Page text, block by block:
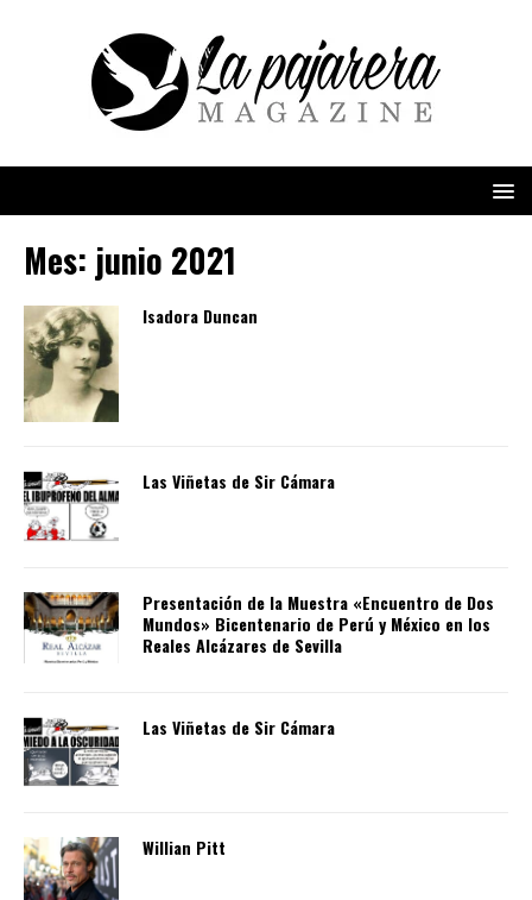
Mes: junio 2021
Isadora Duncan
Las Viñetas de Sir Cámara
Presentación de la Muestra «Encuentro de Dos
Mundos» Bicentenario de Perú y México en los
Reales Alcázares de Sevilla
Las Viñetas de Sir Cámara
Willian Pitt